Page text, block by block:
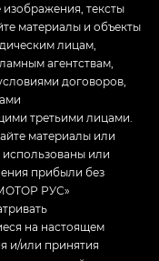
тексты
материалы и объекты
лицам,
агентствам,
договоров,
третьими лицами.
материалы или
использованы или
прибыли без
РУС»
на настоящем
и/или принятия